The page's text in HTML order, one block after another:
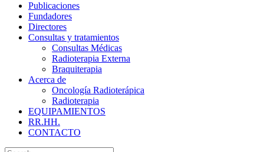
Publicaciones
Fundadores
Directores
Consultas y tratamientos
Consultas Médicas
Radioterapia Externa
Braquiterapia
Acerca de
Oncología Radioterápica
Radioterapia
EQUIPAMIENTOS
RR.HH.
CONTACTO